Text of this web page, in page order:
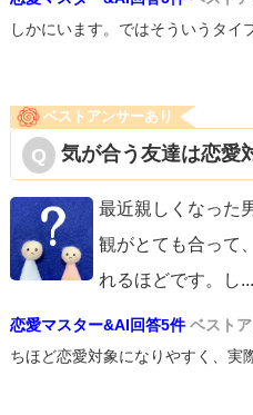
しかにいます。ではそういうタイ
ベストアンサーあり
気が合う友達は恋愛
最近親しくなった
観がとても合って
れるほどです。し...
恋愛マスター&AI回答5件 ベスト
ちほど恋愛対象になりやすく、実